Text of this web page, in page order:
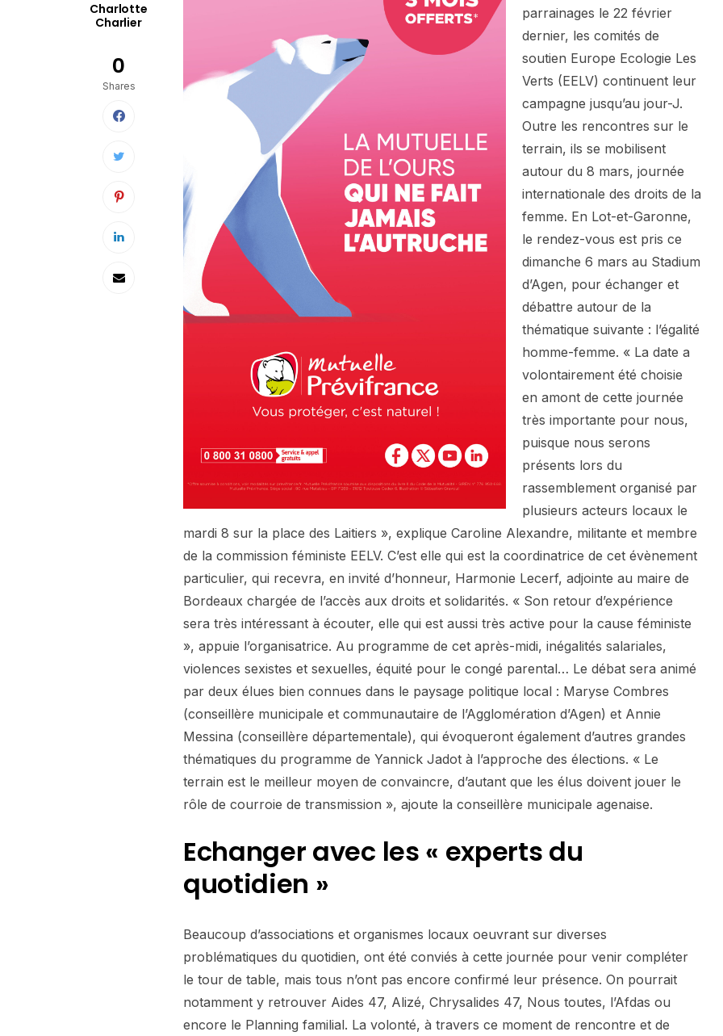
Charlotte
Charlier
0
Shares
parrainages le 22 février
dernier, les comités de
soutien Europe Ecologie Les
Verts (EELV) continuent leur
campagne jusqu’au jour-J.
Outre les rencontres sur le
terrain, ils se mobilisent
autour du 8 mars, journée
internationale des droits de la
femme. En Lot-et-Garonne,
le rendez-vous est pris ce
dimanche 6 mars au Stadium
d’Agen, pour échanger et
débattre autour de la
thématique suivante : l’égalité
homme-femme. « La date a
volontairement été choisie
en amont de cette journée
très importante pour nous,
puisque nous serons
présents lors du
rassemblement organisé par
plusieurs acteurs locaux le
mardi 8 sur la place des Laitiers », explique Caroline Alexandre, militante et membre
de la commission féministe EELV. C’est elle qui est la coordinatrice de cet évènement
particulier, qui recevra, en invité d’honneur, Harmonie Lecerf, adjointe au maire de
Bordeaux chargée de l’accès aux droits et solidarités. « Son retour d’expérience
sera très intéressant à écouter, elle qui est aussi très active pour la cause féministe
», appuie l’organisatrice. Au programme de cet après-midi, inégalités salariales,
violences sexistes et sexuelles, équité pour le congé parental… Le débat sera animé
par deux élues bien connues dans le paysage politique local : Maryse Combres
(conseillère municipale et communautaire de l’Agglomération d’Agen) et Annie
Messina (conseillère départementale), qui évoqueront également d’autres grandes
thématiques du programme de Yannick Jadot à l’approche des élections. « Le
terrain est le meilleur moyen de convaincre, d’autant que les élus doivent jouer le
rôle de courroie de transmission », ajoute la conseillère municipale agenaise.
Echanger avec les « experts du
quotidien »
Beaucoup d’associations et organismes locaux oeuvrant sur diverses
problématiques du quotidien, ont été conviés à cette journée pour venir compléter
le tour de table, mais tous n’ont pas encore confirmé leur présence. On pourrait
notamment y retrouver Aides 47, Alizé, Chrysalides 47, Nous toutes, l’Afdas ou
encore le Planning familial. La volonté, à travers ce moment de rencontre et de